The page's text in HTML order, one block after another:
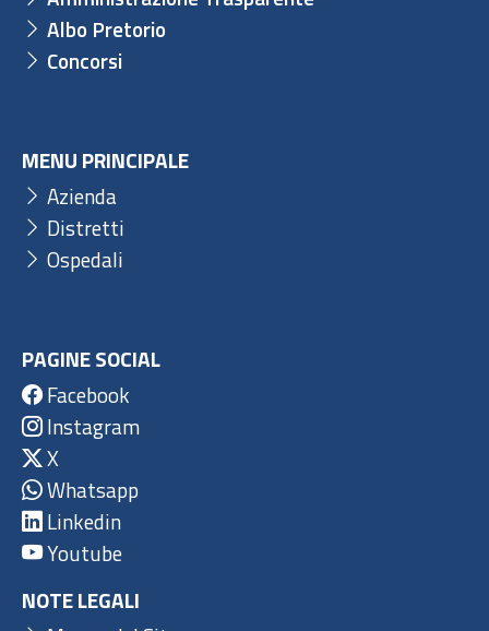
Albo Pretorio
Concorsi
MENU PRINCIPALE
Azienda
Distretti
Ospedali
PAGINE SOCIAL
Facebook
Instagram
X
Whatsapp
Linkedin
Youtube
NOTE LEGALI